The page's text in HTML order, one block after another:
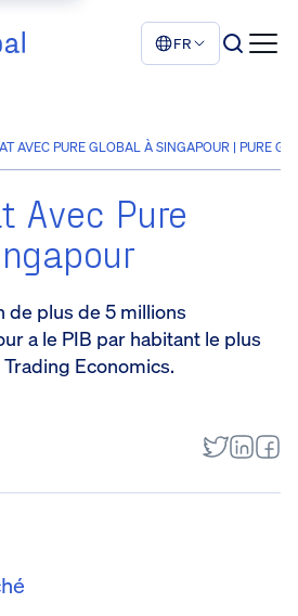
FR
AVEC PURE GLOBAL À SINGAPOUR | PURE
Avec Pure
de plus de 5 millions
a le PIB par habitant le plus
Economics.